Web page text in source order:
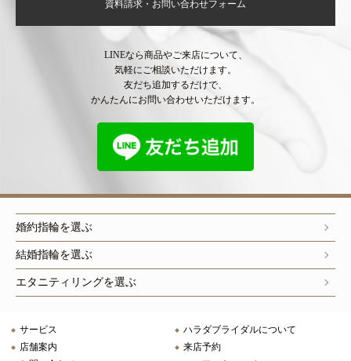
資料請求・お問い合わせフォーム
LINEなら商品やご来店について、
気軽にご相談いただけます。
友だち追加するだけで、
かんたんにお問い合わせいただけます。
婚約指輪を選ぶ
結婚指輪を選ぶ
エタニティリングを選ぶ
サービス
ハラダブライダルについて
店舗案内
来店予約